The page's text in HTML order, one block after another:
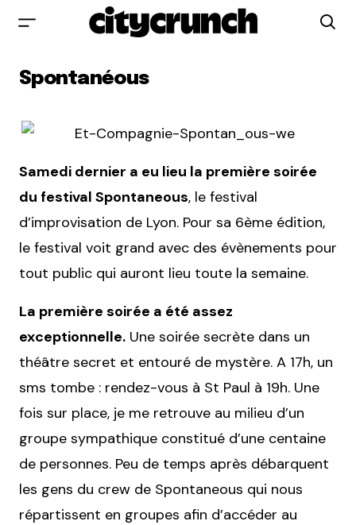
Spontanéous
Samedi dernier a eu lieu la première soirée
du festival Spontaneous, le festival
d’improvisation de Lyon. Pour sa 6ème édition,
le festival voit grand avec des évènements pour
tout public qui auront lieu toute la semaine.
La première soirée a été assez
exceptionnelle. Une soirée secrète dans un
théâtre secret et entouré de mystère. A 17h, un
sms tombe : rendez-vous à St Paul à 19h. Une
fois sur place, je me retrouve au milieu d’un
groupe sympathique constitué d’une centaine
de personnes. Peu de temps après débarquent
les gens du crew de Spontaneous qui nous
répartissent en groupes afin d’accéder au